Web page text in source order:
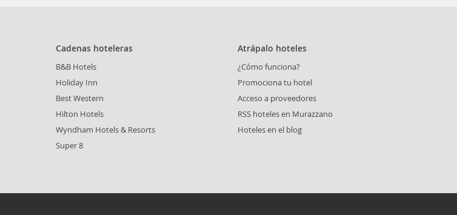
Cadenas hoteleras
B&B Hotels
Holiday Inn
Best Western
Hilton Hotels
Wyndham Hotels & Resorts
Super 8
Atrápalo hoteles
¿Cómo funciona?
Promociona tu hotel
Acceso a proveedores
RSS hoteles en Murazzano
Hoteles en el blog